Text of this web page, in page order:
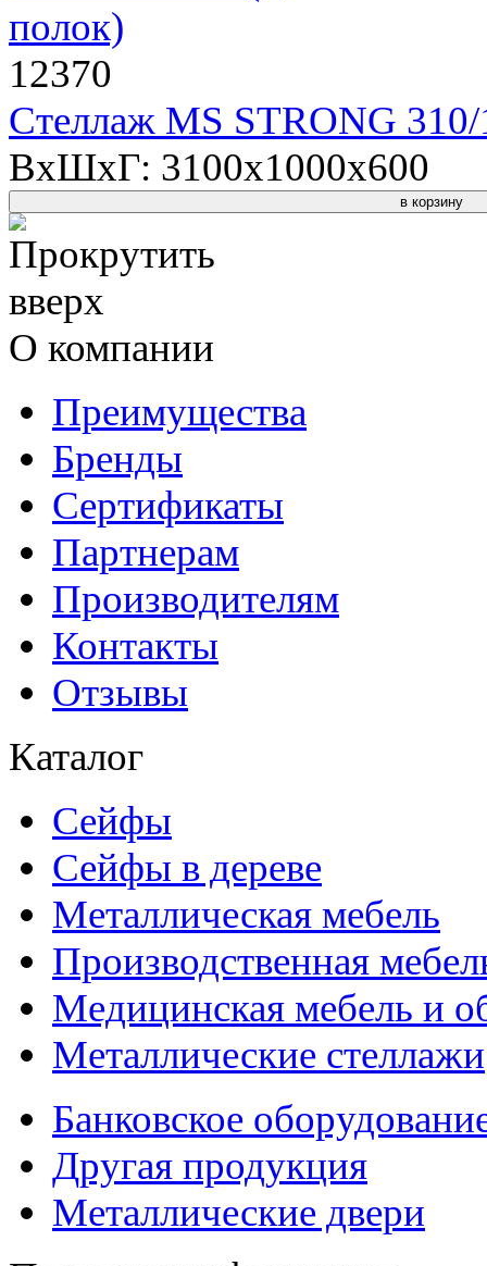
12370
Стеллаж MS STRONG
ВхШхГ: 3100x1000x600
в корзину
О компании
Преимущества
Бренды
Сертификаты
Партнерам
Производителям
Контакты
Отзывы
Каталог
Сейфы
Сейфы в дереве
Металлическая мебель
Производственная
Медицинская мебель и
Металлические стеллажи
Банковское
Другая продукция
Металлические двери